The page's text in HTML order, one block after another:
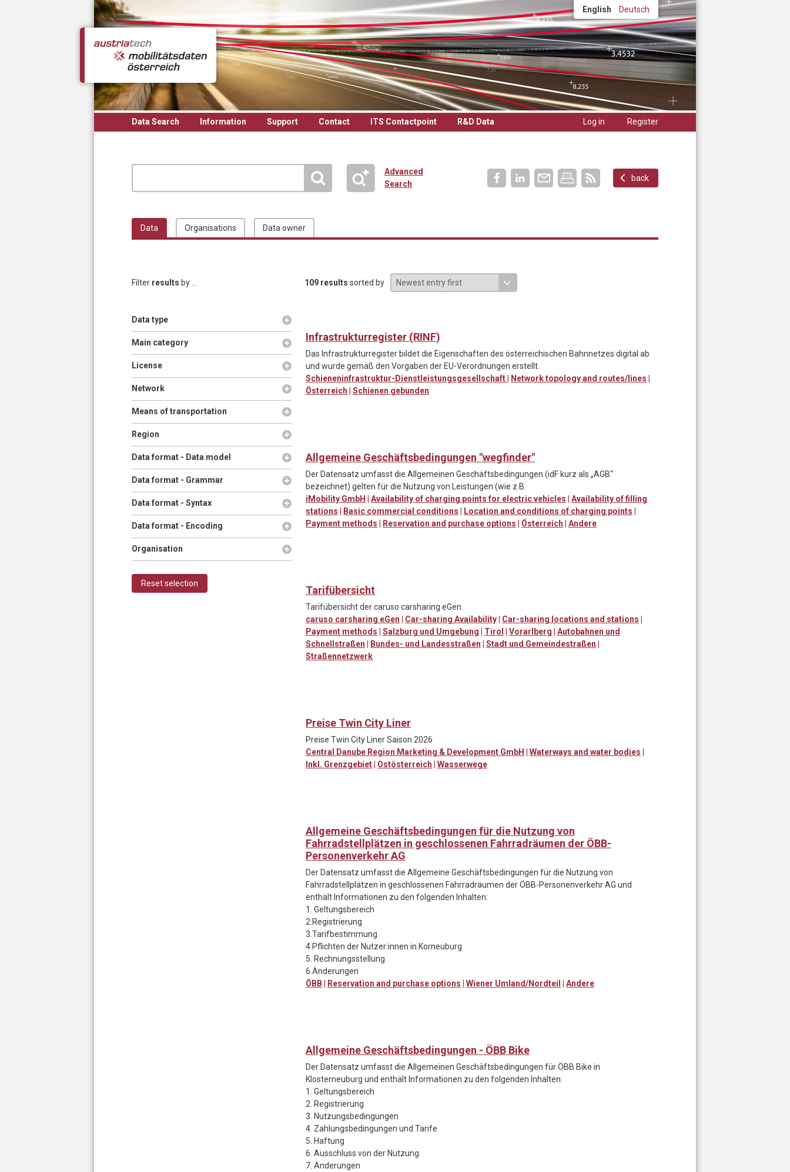
English Deutsch
Data Search Information Support Contact ITS Contactpoint R&D Data Log in Register
Advanced
Search
back
Data Organisations Data owner
Filter results by ... 109 results sorted by
Show
Data type
Show
Main category
Show
License
Show
Network
Show
Means of transportation
Show
Region
Show
Data format - Data model
Show
Data format - Grammar
Show
Data format - Syntax
Show
Data format - Encoding
Show
Organisation
Infrastrukturregister (RINF)
Das Infrastrukturregister bildet die Eigenschaften des österreichischen Bahnnetzes digital ab
und wurde gemäß den Vorgaben der EU-Verordnungen erstellt.
Schieneninfrastruktur-Dienstleistungsgesellschaft| Network topology and routes/lines |
Österreich | Schienen gebunden
Allgemeine Geschäftsbedingungen "wegfinder"
Der Datensatz umfasst die Allgemeinen Geschäftsbedingungen (idF kurz als „AGB“
bezeichnet) gelten für die Nutzung von Leistungen (wie z.B.
iMobility GmbH | Availability of charging points for electric vehicles | Availability of filling
stations | Basic commercial conditions | Location and conditions of charging points |
Payment methods | Reservation and purchase options | Österreich | Andere
Tarifübersicht
Tarifübersicht der caruso carsharing eGen.
caruso carsharing eGen | Car-sharing Availability| Car-sharing locations and stations |
Payment methods | Salzburg und Umgebung | Tirol | Vorarlberg | Autobahnen und
Schnellstraßen | Bundes- und Landesstraßen | Stadt und Gemeindestraßen |
Straßennetzwerk
Preise Twin City Liner
Preise Twin City Liner Saison 2026
Central Danube Region Marketing & Development GmbH | Waterways and water bodies |
Inkl. Grenzgebiet| Ostösterreich | Wasserwege
Allgemeine Geschäftsbedingungen für die Nutzung von
Fahrradstellplätzen in geschlossenen Fahrradräumen der ÖBB-
Personenverkehr AG
Der Datensatz umfasst die Allgemeine Geschäftsbedingungen für die Nutzung von
Fahrradstellplätzen in geschlossenen Fahrradräumen der ÖBB-Personenverkehr AG und
enthält Informationen zu den folgenden Inhalten:
1. Geltungsbereich
2.Registrierung
3.Tarifbestimmung
4.Pflichten der Nutzer:innen in Korneuburg
5. Rechnungsstellung
6.Änderungen
ÖBB | Reservation and purchase options | Wiener Umland/Nordteil | Andere
Allgemeine Geschäftsbedingungen - ÖBB Bike
Der Datensatz umfasst die Allgemeinen Geschäftsbedingungen für ÖBB Bike in
Klosterneuburg und enthält Informationen zu den folgenden Inhalten:
1. Geltungsbereich
2. Registrierung
3. Nutzungsbedingungen
4. Zahlungsbedingungen und Tarife
5. Haftung
6. Ausschluss von der Nutzung
7. Änderungen
Pages